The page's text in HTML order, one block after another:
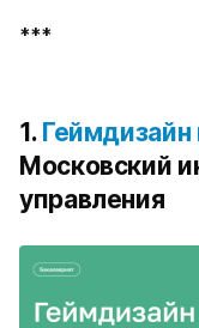
***
1. Геймдизайн
Московский
управления